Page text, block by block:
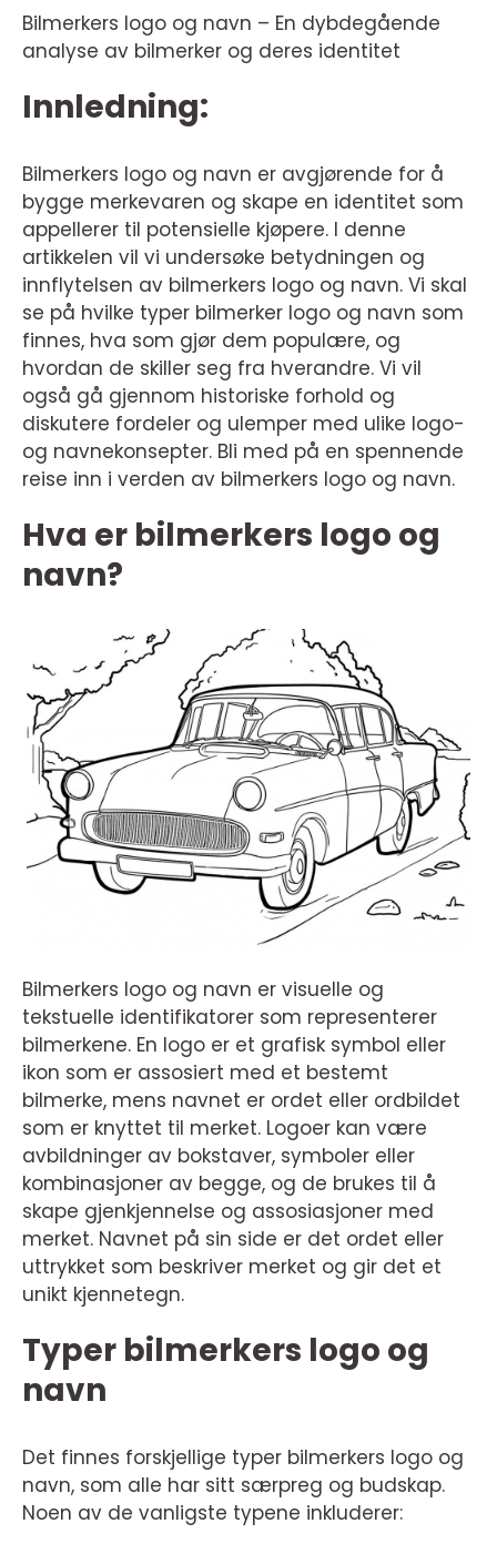
Bilmerkers logo og navn – En dybdegående
analyse av bilmerker og deres identitet
Innledning:
Bilmerkers logo og navn er avgjørende for å
bygge merkevaren og skape en identitet som
appellerer til potensielle kjøpere. I denne
artikkelen vil vi undersøke betydningen og
innflytelsen av bilmerkers logo og navn. Vi skal
se på hvilke typer bilmerker logo og navn som
finnes, hva som gjør dem populære, og
hvordan de skiller seg fra hverandre. Vi vil
også gå gjennom historiske forhold og
diskutere fordeler og ulemper med ulike logo-
og navnekonsepter. Bli med på en spennende
reise inn i verden av bilmerkers logo og navn.
Hva er bilmerkers logo og
navn?
Bilmerkers logo og navn er visuelle og
tekstuelle identifikatorer som representerer
bilmerkene. En logo er et grafisk symbol eller
ikon som er assosiert med et bestemt
bilmerke, mens navnet er ordet eller ordbildet
som er knyttet til merket. Logoer kan være
avbildninger av bokstaver, symboler eller
kombinasjoner av begge, og de brukes til å
skape gjenkjennelse og assosiasjoner med
merket. Navnet på sin side er det ordet eller
uttrykket som beskriver merket og gir det et
unikt kjennetegn.
Typer bilmerkers logo og
navn
Det finnes forskjellige typer bilmerkers logo og
navn, som alle har sitt særpreg og budskap.
Noen av de vanligste typene inkluderer: